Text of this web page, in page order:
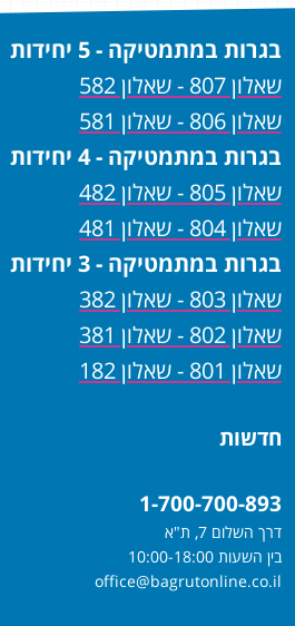
בגרות במתמטיקה - 5 יחידות
שאלון 807 - שאלון 582
שאלון 806 - שאלון 581
בגרות במתמטיקה - 4 יחידות
שאלון 805 - שאלון 482
שאלון 804 - שאלון 481
בגרות במתמטיקה - 3 יחידות
שאלון 803 - שאלון 382
שאלון 802 - שאלון 381
שאלון 801 - שאלון 182
חדשות
1-700-700-893
דרך השלום 7, ת"א
בין השעות 10:00-18:00
office@bagrutonline.co.il